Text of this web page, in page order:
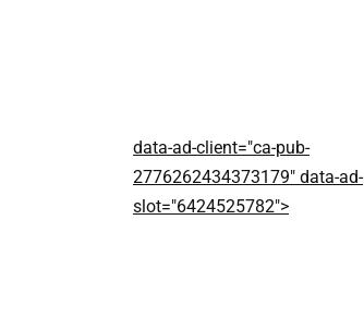
data-ad-client="ca-pub-
2776262434373179" data-ad-
slot="6424525782">